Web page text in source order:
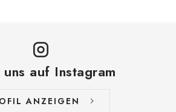
uns auf Instagram
ANZEIGEN